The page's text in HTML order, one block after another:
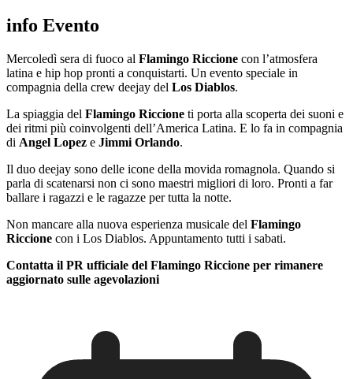
info Evento
Mercoledì sera di fuoco al Flamingo Riccione con l’atmosfera
latina e hip hop pronti a conquistarti. Un evento speciale in
compagnia della crew deejay del Los Diablos.
La spiaggia del Flamingo Riccione ti porta alla scoperta dei suoni e
dei ritmi più coinvolgenti dell’America Latina. E lo fa in compagnia
di Angel Lopez e Jimmi Orlando.
Il duo deejay sono delle icone della movida romagnola. Quando si
parla di scatenarsi non ci sono maestri migliori di loro. Pronti a far
ballare i ragazzi e le ragazze per tutta la notte.
Non mancare alla nuova esperienza musicale del Flamingo
Riccione con i Los Diablos. Appuntamento tutti i sabati.
Contatta il PR ufficiale del Flamingo Riccione per rimanere
aggiornato sulle agevolazioni